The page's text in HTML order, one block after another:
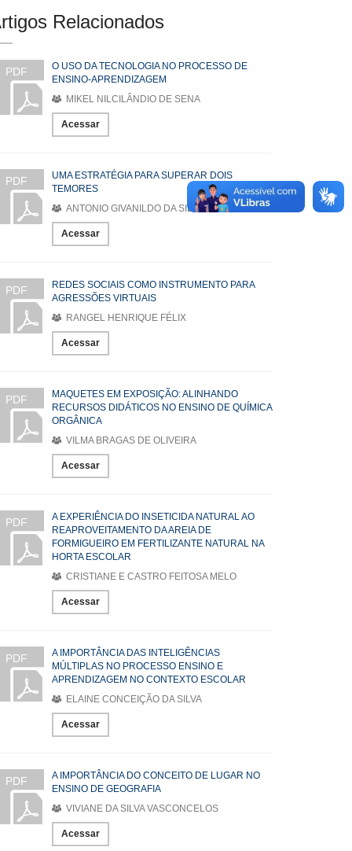
Relacionados
PDF
O USO DA TECNOLOGIA NO PROCESSO DE
ENSINO-APRENDIZAGEM
MIKEL NILCILÂNDIO DE SENA
Acessar
PDF
UMA ESTRATÉGIA PARA SUPERAR DOIS
TEMORES
ANTONIO GIVANILDO DA SILVA PEREIRA
Acessar
PDF
REDES SOCIAIS COMO INSTRUMENTO PARA
AGRESSÕES VIRTUAIS
RANGEL HENRIQUE FÉLIX
Acessar
PDF
MAQUETES EM EXPOSIÇÃO: ALINHANDO
RECURSOS DIDÁTICOS NO ENSINO DE QUÍMICA
ORGÂNICA
VILMA BRAGAS DE OLIVEIRA
Acessar
PDF
A EXPERIÊNCIA DO INSETICIDA NATURAL AO
REAPROVEITAMENTO DA AREIA DE
FORMIGUEIRO EM FERTILIZANTE NATURAL NA
HORTA ESCOLAR
CRISTIANE E CASTRO FEITOSA MELO
Acessar
PDF
A IMPORTÂNCIA DAS INTELIGÊNCIAS
MÚLTIPLAS NO PROCESSO ENSINO E
APRENDIZAGEM NO CONTEXTO ESCOLAR
ELAINE CONCEIÇÃO DA SILVA
Acessar
PDF
A IMPORTÂNCIA DO CONCEITO DE LUGAR NO
ENSINO DE GEOGRAFIA
VIVIANE DA SILVA VASCONCELOS
Acessar